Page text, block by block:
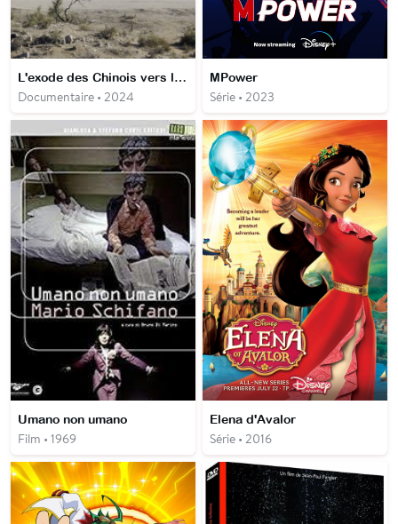
L'exode des Chinois vers le rêve américain
Documentaire • 2024
MPower
Série • 2023
Umano non umano
Film • 1969
Elena d'Avalor
Série • 2016